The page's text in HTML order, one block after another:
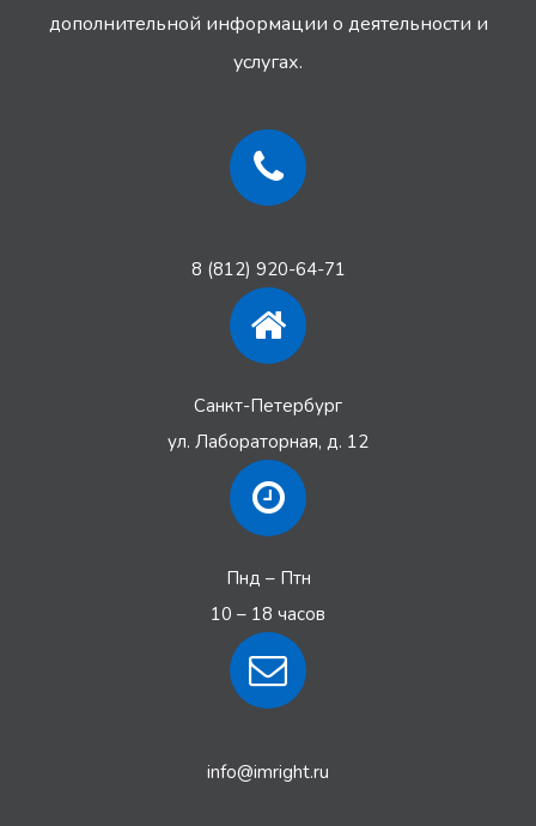
дополнительной информации о деятельности и
услугах.
8 (812) 920-64-71
Санкт-Петербург
ул. Лабораторная, д. 12
Пнд – Птн
10 – 18 часов
info@imright.ru